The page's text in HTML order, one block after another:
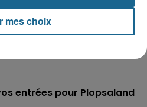
entrées pour le parc
entrées pour Plopsaland
mes choix